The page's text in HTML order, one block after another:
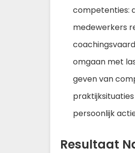
competenties:
medewerkers
omgaan met
geven van
persoonlijk
Resultaat